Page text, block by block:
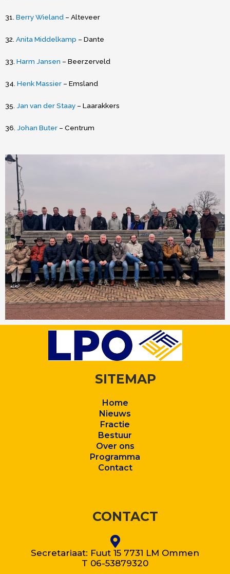
31. Berry Wieland – Alteveer
32. Anita Middelkamp – Dante
33. Harm Jansen – Beerzerveld
34. Henk Massier – Emsland
35. Jan van der Staay – Laarakkers
36. Johan Buter – Centrum
SITEMAP
Home
Nieuws
Fractie
Bestuur
Over ons
Programma
Contact
CONTACT
Secretariaat: Fuut 15 7731 LM Ommen
T 06-53879320